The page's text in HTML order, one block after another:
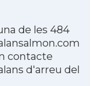
de les 484
contacte
d'arreu del